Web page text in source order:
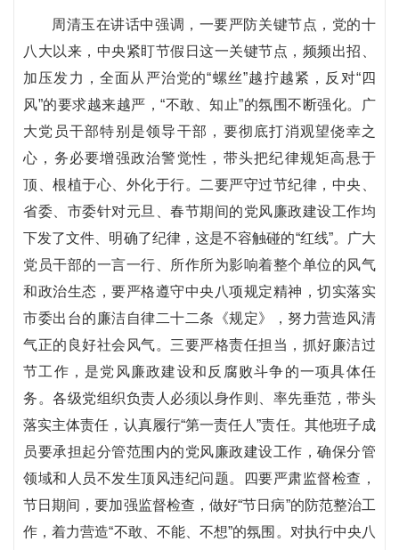
周清玉在讲话中强调，一要严防关键节点，党的十
八大以来，中央紧盯节假日这一关键节点，频频出招、
加压发力，全面从严治党的“螺丝”越拧越紧，反对“四
风”的要求越来越严，“不敢、知止”的氛围不断强化。广
大党员干部特别是领导干部，要彻底打消观望侥幸之
心，务必要增强政治警觉性，带头把纪律规矩高悬于
顶、根植于心、外化于行。二要严守过节纪律，中央、
省委、市委针对元旦、春节期间的党风廉政建设工作均
下发了文件、明确了纪律，这是不容触碰的“红线”。广大
党员干部的一言一行、所作所为影响着整个单位的风气
和政治生态，要严格遵守中央八项规定精神，切实落实
市委出台的廉洁自律二十二条《规定》，努力营造风清
气正的良好社会风气。三要严格责任担当，抓好廉洁过
节工作，是党风廉政建设和反腐败斗争的一项具体任
务。各级党组织负责人必须以身作则、率先垂范，带头
落实主体责任，认真履行“第一责任人”责任。其他班子成
员要承担起分管范围内的党风廉政建设工作，确保分管
领域和人员不发生顶风违纪问题。四要严肃监督检查，
节日期间，要加强监督检查，做好“节日病”的防范整治工
作，着力营造“不敢、不能、不想”的氛围。对执行中央八